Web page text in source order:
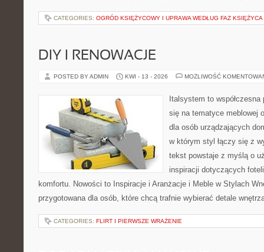
CATEGORIES: OGRÓD KSIĘŻYCOWY I UPRAWA WEDŁUG FAZ KSIĘŻYCA
DIY I RENOWACJE
POSTED BY ADMIN KWI - 13 - 2026 MOŻLIWOŚĆ
Italsystem to
się na tematyce meblowej
dla osób urządzających
w którym styl łączy się z
tekst powstaje z myślą o
inspiracji dotyczących
komfortu. Nowości to Inspiracje i Aranżacje i Meble w Stylach
przygotowana dla osób, które chcą trafnie wybierać detale
CATEGORIES: FLIRT I PIERWSZE WRAŻENIE